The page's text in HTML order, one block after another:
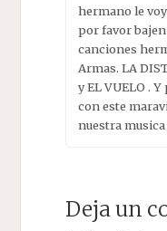
hermano le
por favor
canciones
Armas. LA
y EL VUELO .
con este
nuestra
Deja un